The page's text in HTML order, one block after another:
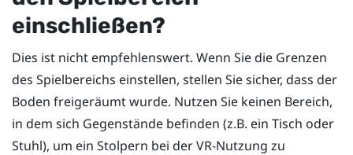
einschließen?
Dies ist nicht empfehlenswert. Wenn Sie die Grenzen
des Spielbereichs einstellen, stellen Sie sicher, dass der
Boden freigeräumt wurde. Nutzen Sie keinen Bereich,
in dem sich Gegenstände befinden (z.B. ein Tisch oder
Stuhl), um ein Stolpern bei der VR-Nutzung zu